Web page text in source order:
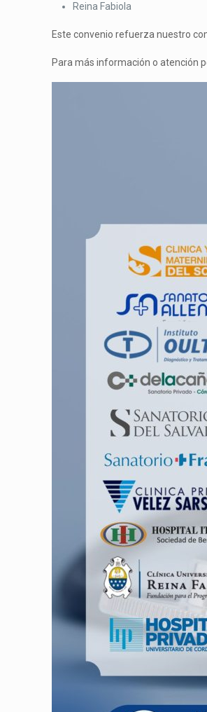
Reina Fabiola
Este convenio refuerza nuestro
Para más información o atención